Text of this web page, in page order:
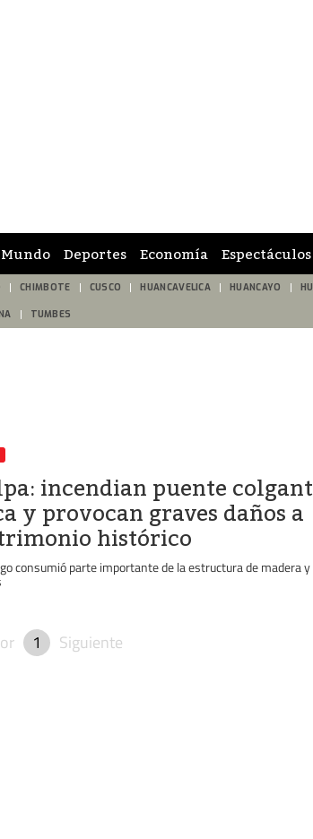
Mundo Deportes Economía Espectáculos
CHIMBOTE CUSCO HUANCAVELICA HUANCAYO
TUMBES
incendian puente
y provocan graves daños a
histórico
consumió parte importante de la estructura de madera y
1 Siguiente